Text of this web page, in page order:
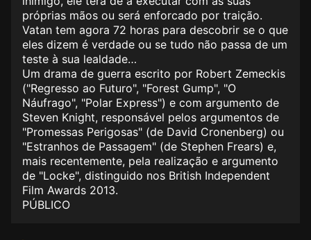
próprias mãos ou será enforcado por traição.
Vatan tem agora 72 horas para descobrir se o que
eles dizem é verdade ou se tudo não passa de um
teste à sua lealdade…
Um drama de guerra escrito por Robert Zemeckis
("Regresso ao Futuro", "Forest Gump", "O
Náufrago", "Polar Express") e com argumento de
Steven Knight, responsável pelos argumentos de
"Promessas Perigosas" (de David Cronenberg) ou
"Estranhos de Passagem" (de Stephen Frears) e,
mais recentemente, pela realização e argumento
de "Locke", distinguido nos British Independent
Film Awards 2013.
PÚBLICO